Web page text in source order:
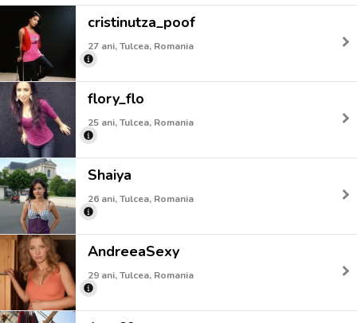
cristinutza_poof
27 ani, Tulcea, Romania
flory_flo
25 ani, Tulcea, Romania
Shaiya
26 ani, Tulcea, Romania
AndreeaSexy
29 ani, Tulcea, Romania